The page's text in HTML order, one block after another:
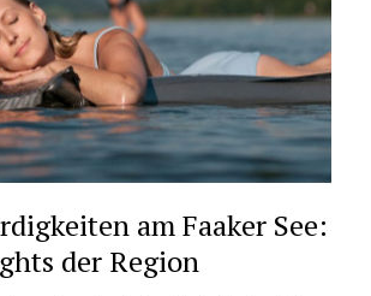
am Faaker See:
der Region